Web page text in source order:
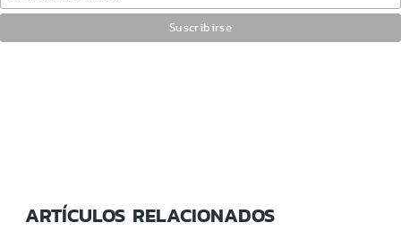
ARTÍCULOS RELACIONADOS